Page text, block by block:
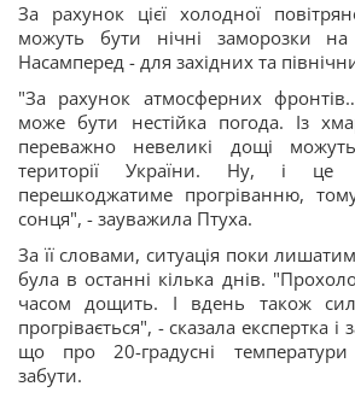
За рахунок цієї холодної
можуть бути нічні заморозки на
Насамперед - для західних та
"За рахунок атмосферних
може бути нестійка погода. Із
переважно невеликі дощі
території України. Ну, і
перешкоджатиме прогріванню,
сонця", - зауважила Птуха.
За її словами, ситуація поки
була в останні кілька днів.
часом дощить. І вдень також
прогрівається", - сказала експертка
що про 20-градусні температури
забути.